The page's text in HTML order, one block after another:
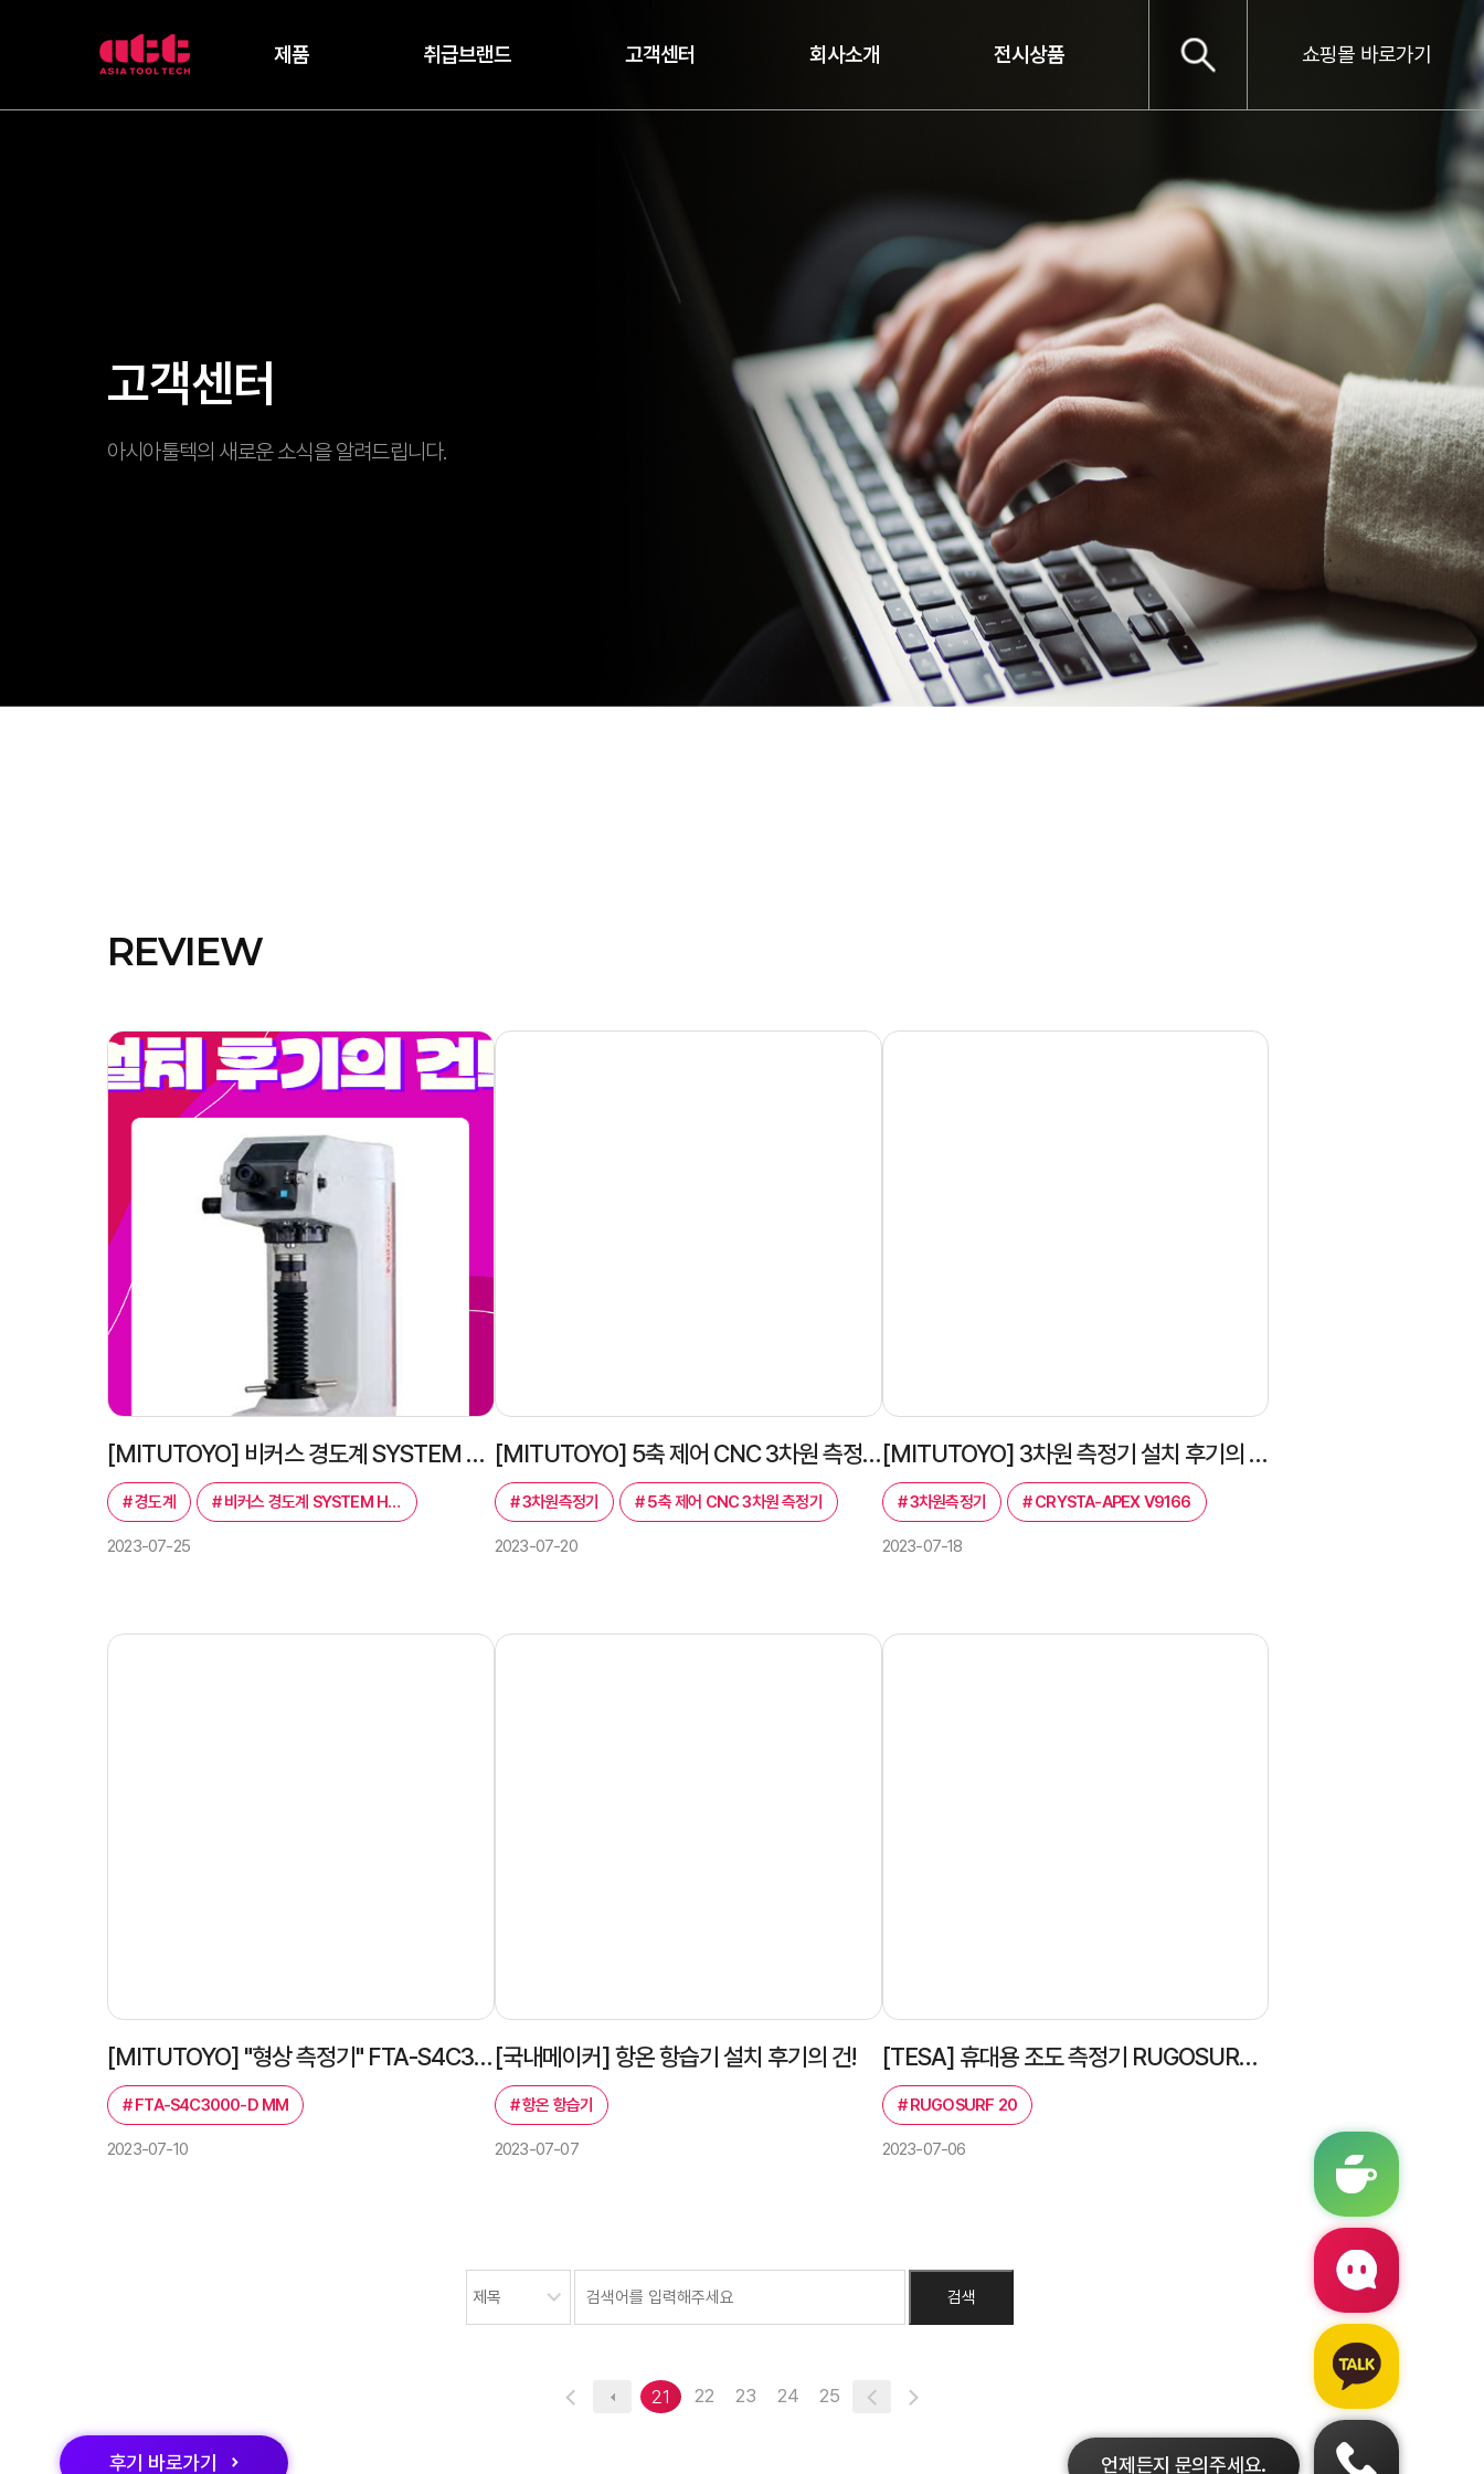
제품 취급브랜드 고객센터 회사소개 전시상품 쇼핑몰 바로가기
고객센터
아시아툴텍의 새로운 소식을 알려드립니다.
REVIEW
[MITUTOYO] 비커스 경도계 SYSTEM HV-120B 설치 후기의 건!!
#경도계 # 비커스 경도계 SYSTEM HV-120B
2023-07-25
[MITUTOYO] 5축 제어 CNC 3차원 측정기 후기의 건!(with REVO)
#3차원측정기 # 5축 제어 CNC 3차원 측정기
2023-07-20
[MITUTOYO] 3차원 측정기 설치 후기의 건(CRYSTA-APEX V9166)
#3차원측정기 # CRYSTA-APEX V9166
2023-07-18
[MITUTOYO] "형상 측정기" FTA-S4C3000-D MM 설치 후기의 건!
# FTA-S4C3000-D MM
2023-07-10
[국내메이커] 항온 항습기 설치 후기의 건!
#항온 항습기
2023-07-07
[TESA] 휴대용 조도 측정기 RUGOSURF 20 설치 후기의 건!
# RUGOSURF 20
2023-07-06
21 22 23 24 25
후기 바로가기 언제든지 문의주세요.